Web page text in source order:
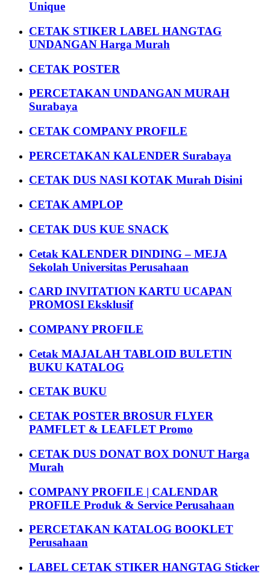
Unique
CETAK STIKER LABEL HANGTAG
UNDANGAN Harga Murah
CETAK POSTER
PERCETAKAN UNDANGAN MURAH
Surabaya
CETAK COMPANY PROFILE
PERCETAKAN KALENDER Surabaya
CETAK DUS NASI KOTAK Murah Disini
CETAK AMPLOP
CETAK DUS KUE SNACK
Cetak KALENDER DINDING – MEJA
Sekolah Universitas Perusahaan
CARD INVITATION KARTU UCAPAN
PROMOSI Eksklusif
COMPANY PROFILE
Cetak MAJALAH TABLOID BULETIN
BUKU KATALOG
CETAK BUKU
CETAK POSTER BROSUR FLYER
PAMFLET & LEAFLET Promo
CETAK DUS DONAT BOX DONUT Harga
Murah
COMPANY PROFILE | CALENDAR
PROFILE Produk & Service Perusahaan
PERCETAKAN KATALOG BOOKLET
Perusahaan
LABEL CETAK STIKER HANGTAG Sticker